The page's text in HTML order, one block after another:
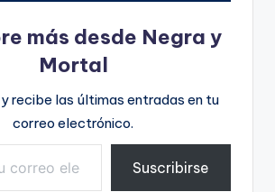
más desde Negra y
Mortal
recibe las últimas entradas en tu
correo electrónico.
Suscribirse